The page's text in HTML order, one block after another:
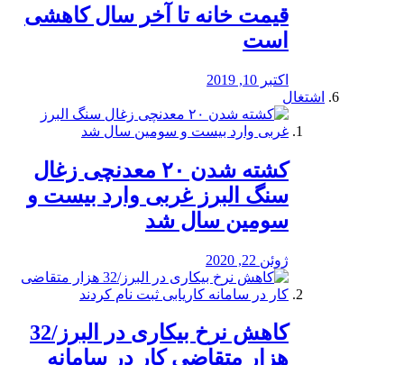
قیمت خانه تا آخر سال کاهشی
است
اکتبر 10, 2019
اشتغال
کشته شدن ۲۰ معدنچی زغال
سنگ البرز غربی وارد بیست و
سومین سال شد
ژوئن 22, 2020
کاهش نرخ بیکاری در البرز/32
هزار متقاضی کار در سامانه